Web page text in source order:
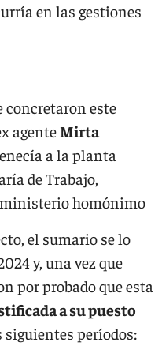
en las gestiones
concretaron este
agente Mirta
a la planta
de Trabajo,
homónimo
el sumario se lo
y, una vez que
por probado que esta
a su puesto
siguientes períodos: